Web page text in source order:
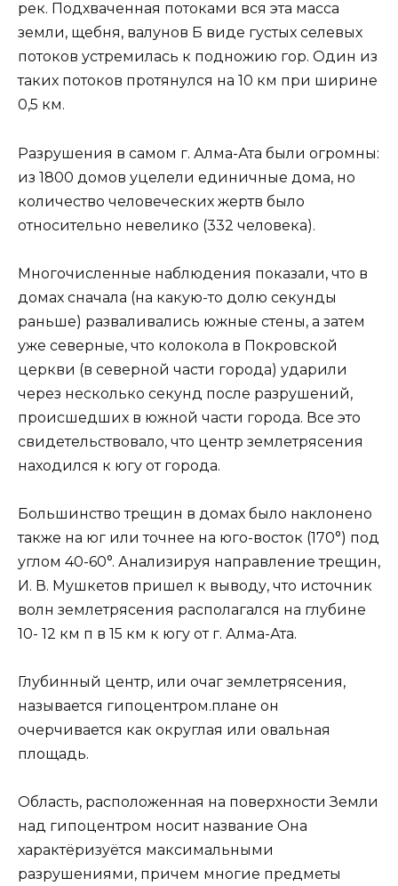
рек. Подхваченная потоками вся эта масса
земли, щебня, валунов Б виде густых селевых
потоков устремилась к подножию гор. Один из
таких потоков протянулся на 10 км при ширине
0,5 км.
Разрушения в самом г. Алма-Ата были огромны:
из 1800 домов уцелели единичные дома, но
количество человеческих жертв было
относительно невелико (332 человека).
Многочисленные наблюдения показали, что в
домах сначала (на какую-то долю секунды
раньше) разваливались южные стены, а затем
уже северные, что колокола в Покровской
церкви (в северной части города) ударили
через несколько секунд после разрушений,
происшедших в южной части города. Все это
свидетельствовало, что центр землетрясения
находился к югу от города.
Большинство трещин в домах было наклонено
также на юг или точнее на юго-восток (170°) под
углом 40-60°. Анализируя направление трещин,
И. В. Мушкетов пришел к выводу, что источник
волн землетрясения располагался на глубине
10- 12 км п в 15 км к югу от г. Алма-Ата.
Глубинный центр, или очаг землетрясения,
называется гипоцентром.плане он
очерчивается как округлая или овальная
площадь.
Область, расположенная на поверхности Земли
над гипоцентром носит название Она
характёризуётся максимальными
разрушениями, причем многие предметы